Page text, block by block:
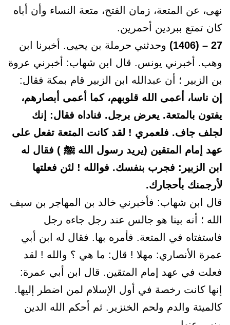
نهى، عن المتعة، زمان الفتح، متعة النساء وأن أباه
كان تمتع ببردين أحمرين.
27 – (1406)
وحدثني حرملة بن يحيى. أخبرنا ابن
وهب. أخبرني يونس. قال ابن شهاب: أخبرني عروة
بن الزبير ؛ أن عبدالله ابن الزبير قام بمكة فقال:
إن ناسا، أعمى الله قلوبهم، كما أعمى أبصارهم،
يفتون بالمتعة. يعرض برجل. فناداه فقال: إنك
لجلف جاف. فلعمري ! لقد كانت المتعة تفعل على
عهد إمام المتقين (يريد رسول الله ﷺ ) فقال له
ابن الزبير: فجرب بنفسك. فوالله ! لئن فعلتها
لأرجمنك بأحجارك.
قال ابن شهاب: فأخبرني خالد بن المهاجر بن سيف
الله ؛ أنه بينا هو جالس عند رجل جاءه رجل
فاستفتاه في المتعة. فأمره بها. فقال له ابن أبي
عمرة الأنصاري: مهلا ! قال: ما هي ؟ والله ! لقد
فعلت في عهد إمام المتقين. قال ابن أبي عمرة:
إنها كانت رخصة في أول الإسلام لمن اضطر إليها.
كالميتة والدم ولحم الخنزير. ثم أحكم الله الدين